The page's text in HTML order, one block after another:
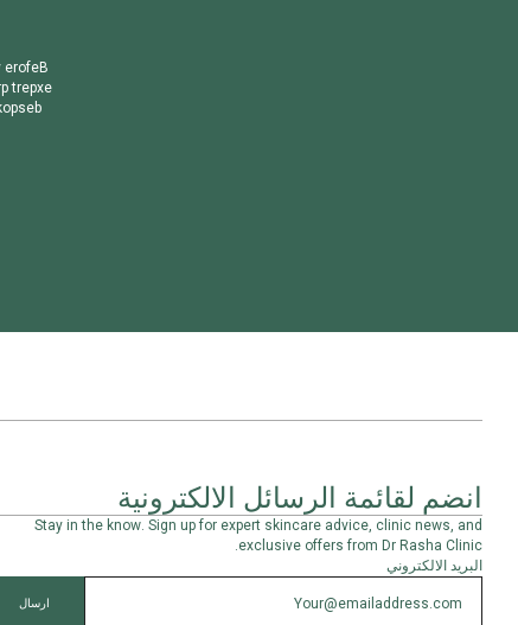
B
e
f
o
r
e
e
x
p
e
r
t
p
b
e
s
p
o
انضم لقائمة الرسائل الالكترونية
Stay in the know. Sign up for expert skincare advice, clinic news, and
exclusive offers from Dr Rasha Clinic.
البريد الالكتروني